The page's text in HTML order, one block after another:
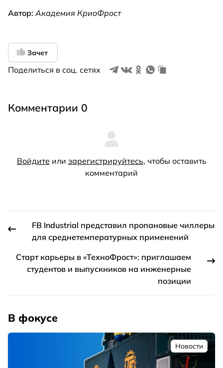
Автор: Академия КриоФрост
Зачет
Поделиться в соц. сетях
Комментарии 0
Войдите или зарегистрируйтесь, чтобы оставить
комментарий
FB Industrial представил пропановые чиллеры
для среднетемпературных применений
Старт карьеры в «ТехноФрост»: приглашаем
студентов и выпускников на инженерные
позиции
В фокусе
Новости